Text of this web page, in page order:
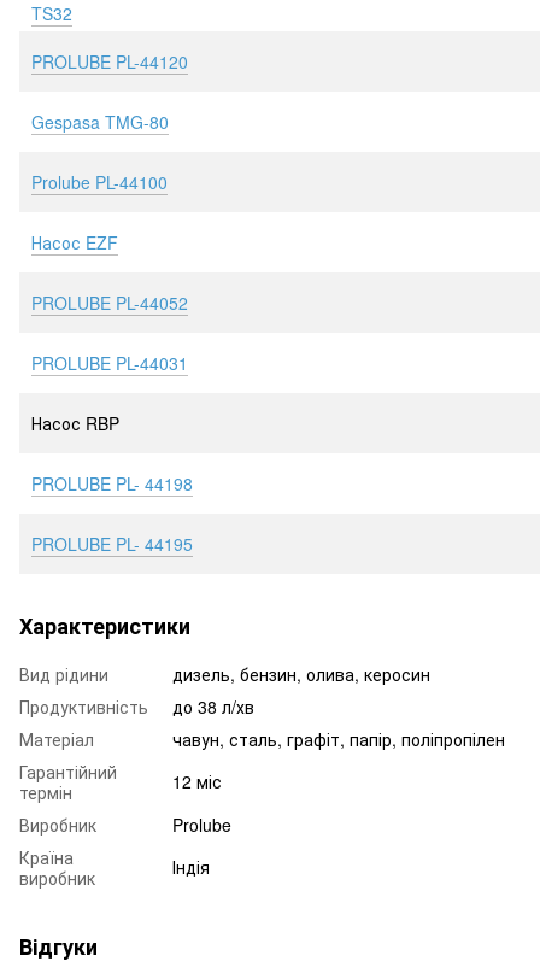
TS32
PROLUBE PL-44120
Gespasa TMG-80
Prolube PL-44100
Насос EZF
PROLUBE ​PL-44052
PROLUBE ​PL-44031
Насос RBP
PROLUBE PL- 44198
PROLUBE PL- 44195
Характеристики
Вид рідини
дизель, бензин, олива, керосин
Продуктивність
до 38 л/хв
Матеріал
чавун, сталь, графіт, папір, поліпропілен
Гарантійний
термін
12 міс
Виробник
Prolube
Країна
виробник
Індія
Відгуки